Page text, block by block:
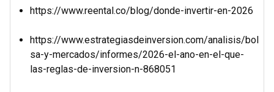
https://www.reental.co/blog/donde-invertir-en-2026
https://www.estrategiasdeinversion.com/analisis/bol
sa-y-mercados/informes/2026-el-ano-en-el-que-
las-reglas-de-inversion-n-868051